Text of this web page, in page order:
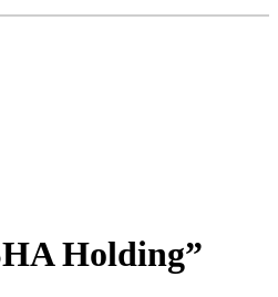
Holding”